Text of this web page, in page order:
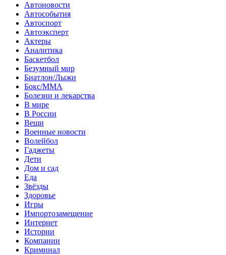
Автоновости
Автособытия
Автоспорт
Автоэксперт
Актеры
Аналитика
Баскетбол
Безумный мир
Биатлон/Лыжи
Бокс/MMA
Болезни и лекарства
В мире
В России
Вещи
Военные новости
Волейбол
Гаджеты
Дети
Дом и сад
Еда
Звёзды
Здоровье
Игры
Импортозамещение
Интернет
Истории
Компании
Криминал